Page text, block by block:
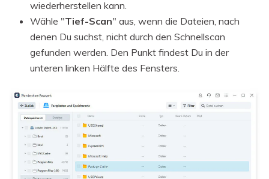
wiederherstellen kann.
Wähle "Tief-Scan" aus, wenn die Dateien, nach
denen Du suchst, nicht durch den Schnellscan
gefunden werden. Den Punkt findest Du in der
unteren linken Hälfte des Fensters.